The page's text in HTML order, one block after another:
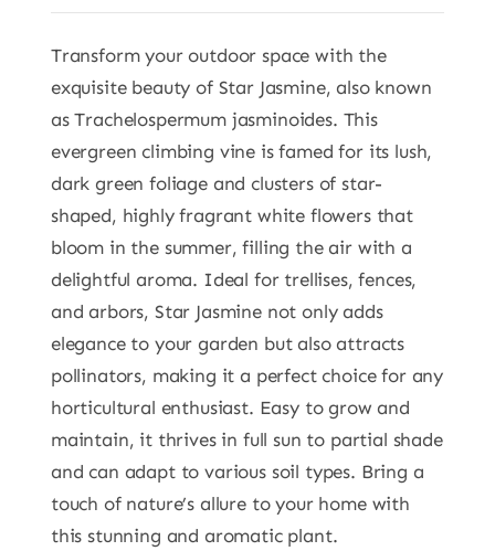
Transform your outdoor space with the
exquisite beauty of Star Jasmine, also known
as Trachelospermum jasminoides. This
evergreen climbing vine is famed for its lush,
dark green foliage and clusters of star-
shaped, highly fragrant white flowers that
bloom in the summer, filling the air with a
delightful aroma. Ideal for trellises, fences,
and arbors, Star Jasmine not only adds
elegance to your garden but also attracts
pollinators, making it a perfect choice for any
horticultural enthusiast. Easy to grow and
maintain, it thrives in full sun to partial shade
and can adapt to various soil types. Bring a
touch of nature’s allure to your home with
this stunning and aromatic plant.